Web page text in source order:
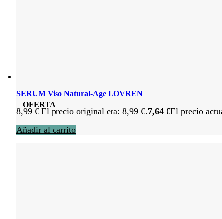
OFERTA
SERUM Viso Natural-Age LOVREN
8,99€ El precio original era: 8,99 €.7,64 €El precio
Añadir al carrito